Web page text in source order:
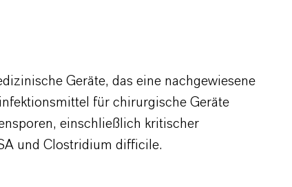
Geräte, das eine nachgewiesene
für chirurgische Geräte
einschließlich kritischer
und Clostridium difficile.